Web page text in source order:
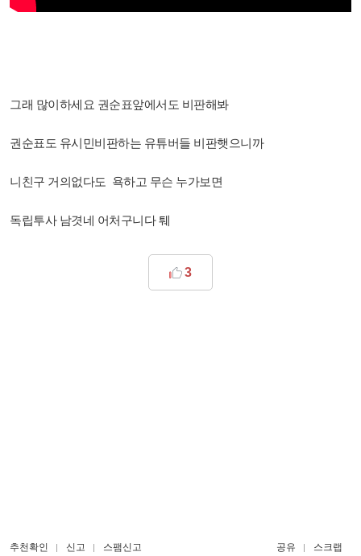
그래 많이하세요 권순표앞에서도 비판해봐
권순표도 유시민비판하는 유튜버들 비판햇으니까
니친구 거의없다도 욕하고 무슨 누가보면
독립투사 남겻네 어처구니다 퉤
3
추천확인 신고 스팸신고 공유 스크랩